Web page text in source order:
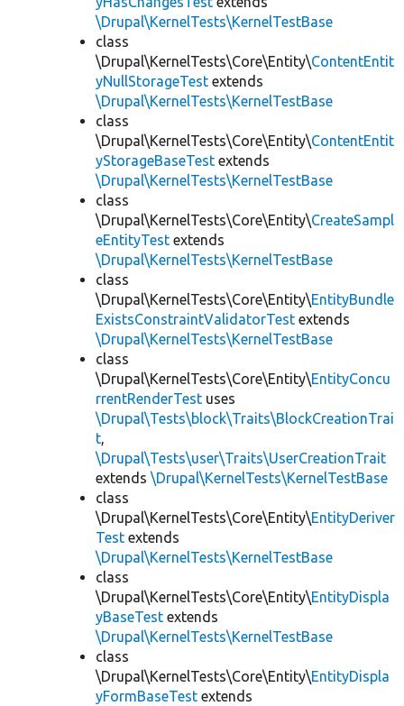
\Drupal\KernelTests\KernelTestBase
class
\Drupal\KernelTests\Core\Entity\ContentEntit
yNullStorageTest extends
\Drupal\KernelTests\KernelTestBase
class
\Drupal\KernelTests\Core\Entity\ContentEntit
yStorageBaseTest extends
\Drupal\KernelTests\KernelTestBase
class
\Drupal\KernelTests\Core\Entity\CreateSampl
eEntityTest extends
\Drupal\KernelTests\KernelTestBase
class
\Drupal\KernelTests\Core\Entity\EntityBundle
ExistsConstraintValidatorTest extends
\Drupal\KernelTests\KernelTestBase
class
\Drupal\KernelTests\Core\Entity\EntityConcu
rrentRenderTest uses
\Drupal\Tests\block\Traits\BlockCreationTrai
t,
\Drupal\Tests\user\Traits\UserCreationTrait
extends \Drupal\KernelTests\KernelTestBase
class
\Drupal\KernelTests\Core\Entity\EntityDeriver
Test extends
\Drupal\KernelTests\KernelTestBase
class
\Drupal\KernelTests\Core\Entity\EntityDispla
yBaseTest extends
\Drupal\KernelTests\KernelTestBase
class
\Drupal\KernelTests\Core\Entity\EntityDispla
yFormBaseTest extends